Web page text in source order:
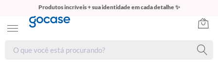
Produtos incríveis + sua identidade em cada detalhe ✨